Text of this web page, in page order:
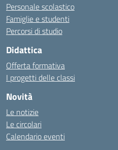
Personale scolastico
Famiglie e studenti
Percorsi di studio
Didattica
Offerta formativa
I progetti delle classi
Novità
Le notizie
Le circolari
Calendario eventi